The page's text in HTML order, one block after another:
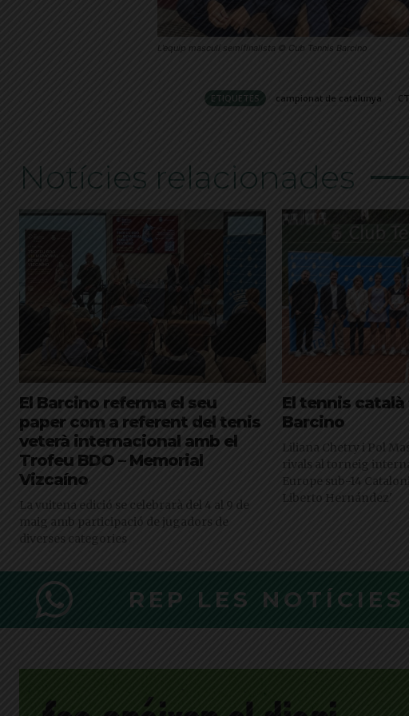
L’equip masculí semifinalista © Cub Tennis Barcino
ETIQUETES campionat de catalunya
Notícies relacionades
El Barcino referma el seu
paper com a referent del tenis
veterà internacional amb el
Trofeu BDO – Memorial
Vizcaíno
La vuitena edició se celebrarà del 4 al 9 de
maig amb participació de jugadors de
diverses categories
El tennis
Barcino
Liliana Chetry i Pol
rivals al torneig
Europe sub-14
Liberto Hernández'
REP LES